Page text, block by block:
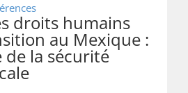
droits humains
au Mexique :
de la sécurité